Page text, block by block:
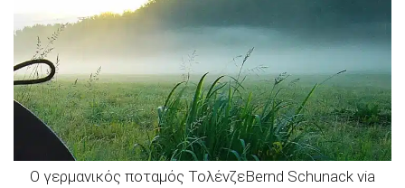
Ο γερμανικός ποταμός ΤολένζεBernd Schunack via